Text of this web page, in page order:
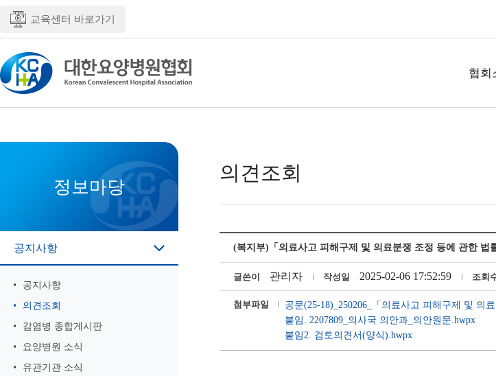
교육센터 바로가기
협회
정보마당
공지사항
공지사항
의견조회
감염병 종합게시판
요양병원 소식
유관기관 소식
의견조회
(복지부)「의료사고 피해구제 및 의료분쟁 조정 등에 관한 법
글쓴이 관리자 작성일 2025-02-06 17:52:59 조회
첨부파일
공문(25-18)_250206_「의료사고 피해구제 및 의
붙임. 2207809_의사국 의안과_의안원문.hwpx
붙임2. 검토의견서(양식).hwpx